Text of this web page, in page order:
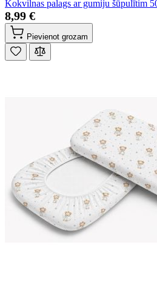
Kokvilnas palags ar gumiju šūpulītim
8,99 €
Pievienot grozam